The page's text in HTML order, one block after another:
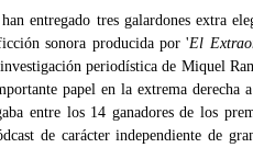
entregado tres galardones extra
sonora producida por 'El
periodística de Miquel
papel en la extrema derecha
entre los 14 ganadores de los
de carácter independiente de